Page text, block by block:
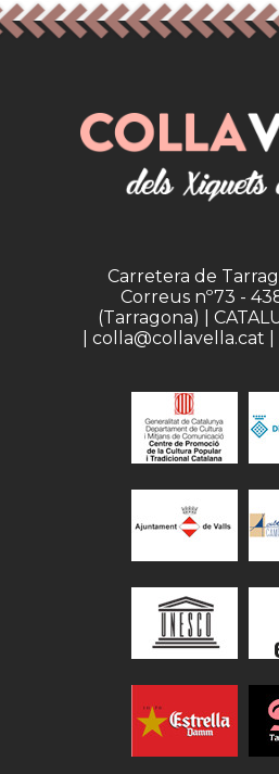
Carretera de
Correus nº73 -
(Tarragona) |
| colla@collavella.cat |